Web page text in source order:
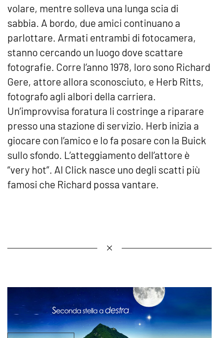
volare, mentre solleva una lunga scia di
sabbia. A bordo, due amici continuano a
parlottare. Armati entrambi di fotocamera,
stanno cercando un luogo dove scattare
fotografie. Corre l’anno 1978, loro sono Richard
Gere, attore allora sconosciuto, e Herb Ritts,
fotografo agli albori della carriera.
Un’improvvisa foratura li costringe a riparare
presso una stazione di servizio. Herb inizia a
giocare con l’amico e lo fa posare con la Buick
sullo sfondo. L’atteggiamento dell’attore è
“very hot”. Al Click nasce uno degli scatti più
famosi che Richard possa vantare.